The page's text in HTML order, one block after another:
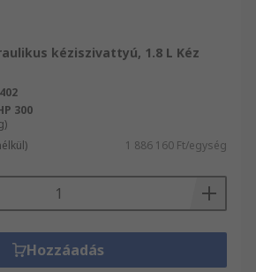
kéziszivattyú, 1.8 L Kéz
300
1 886 160 Ft/egység
Hozzáadás